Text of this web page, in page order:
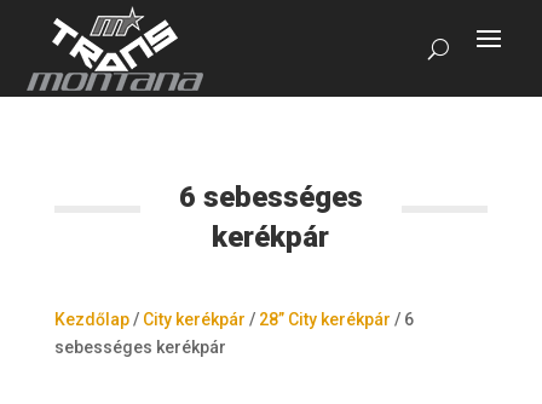
6 sebességes
kerékpár
Kezdőlap/ City kerékpár / 28” City kerékpár / 6
sebességes kerékpár